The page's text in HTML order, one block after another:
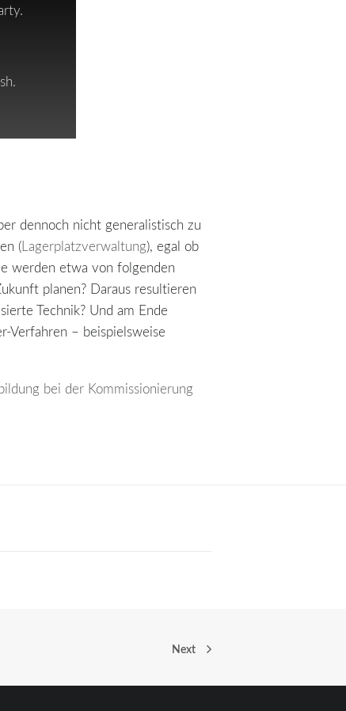
dennoch nicht generalistisch zu
(Lagerplatzverwaltung), egal ob
werden etwa von folgenden
planen? Daraus resultieren
Technik? Und am Ende
Verfahren – beispielsweise
bei der Kommissionierung
Next